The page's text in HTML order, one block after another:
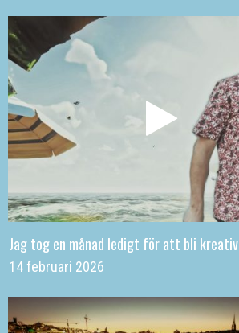
Jag tog en månad ledigt för att bli kreativ
14 februari 2026